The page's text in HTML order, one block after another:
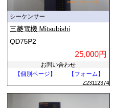
シーケンサー
三菱電機 Mitsubishi
QD75P2
25,000円
お問い合わせ
【個別ページ】
【フォーム】
Z23112374